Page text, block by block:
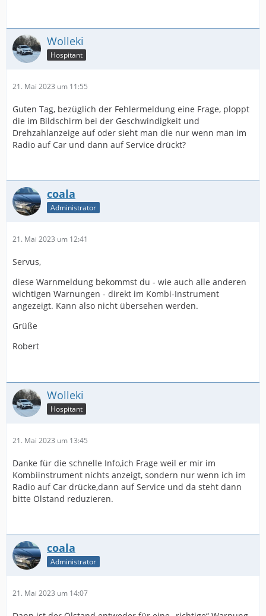
Wolleki
Hospitant
21. Mai 2023 um 11:55
Guten Tag, bezüglich der Fehlermeldung eine Frage, ploppt
die im Bildschirm bei der Geschwindigkeit und
Drehzahlanzeige auf oder sieht man die nur wenn man im
Radio auf Car und dann auf Service drückt?
coala
Administrator
21. Mai 2023 um 12:41
Servus,
diese Warnmeldung bekommst du - wie auch alle anderen
wichtigen Warnungen - direkt im Kombi-Instrument
angezeigt. Kann also nicht übersehen werden.
Grüße
Robert
Wolleki
Hospitant
21. Mai 2023 um 13:45
Danke für die schnelle Info,ich Frage weil er mir im
Kombiinstrument nichts anzeigt, sondern nur wenn ich im
Radio auf Car drücke,dann auf Service und da steht dann
bitte Ölstand reduzieren.
coala
Administrator
21. Mai 2023 um 14:07